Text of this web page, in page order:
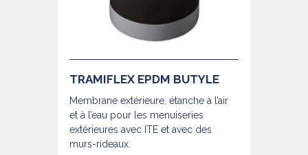
TRAMIFLEX EPDM BUTYLE
Membrane extérieure, étanche à l’air
et à l’eau pour les menuiseries
extérieures avec ITE et avec des
murs-rideaux.